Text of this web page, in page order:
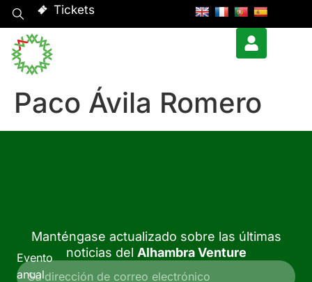
Tickets
Paco Ávila Romero
Evento
anual
Manténgase actualizado sobre las últimas
noticias del Alhambra Venture